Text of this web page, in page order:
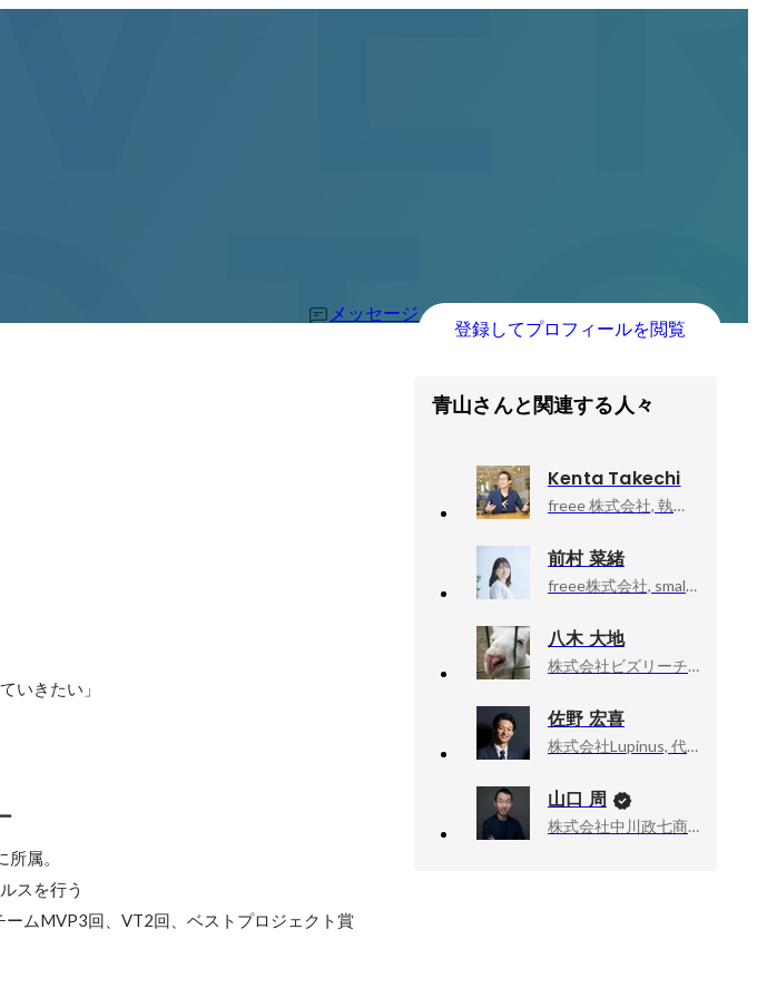
メッセージ
登録してプロフィールを閲覧
いきたい」
属。
スを行う
ームMVP3回、VT2回、ベストプロジェクト賞
青山さんと関連する人々
Kenta Takechi
freee 株式会社, 執行役員CSO
前村 菜緒
freee株式会社, small法人事業CPO
八木 大地
株式会社ビズリーチ, ビズリーチ事業部 SMBユニット ユニット長
佐野 宏喜
株式会社Lupinus, 代表取締役
山口 周
株式会社中川政七商店, 社外取締役